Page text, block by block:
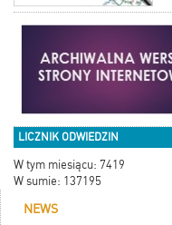
LICZNIK ODWIEDZIN
W tym miesiącu: 7419
W sumie: 137195
NEWS